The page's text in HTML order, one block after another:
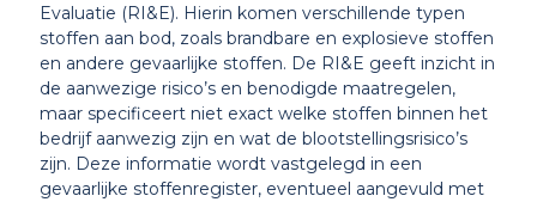
Evaluatie (RI&E). Hierin komen verschillende typen
stoffen aan bod, zoals brandbare en explosieve stoffen
en andere gevaarlijke stoffen. De RI&E geeft inzicht in
de aanwezige risico’s en benodigde maatregelen,
maar specificeert niet exact welke stoffen binnen het
bedrijf aanwezig zijn en wat de blootstellingsrisico’s
zijn. Deze informatie wordt vastgelegd in een
gevaarlijke stoffenregister, eventueel aangevuld met